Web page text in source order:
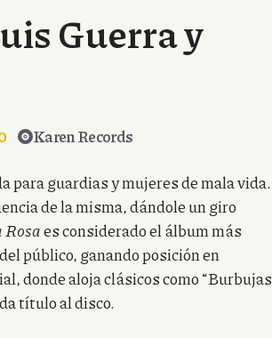
Guerra y
Karen Records
para guardias y mujeres de mala vida.
de la misma, dándole un giro
es considerado el álbum más
público, ganando posición en
donde aloja clásicos como “Burbujas
título al disco.